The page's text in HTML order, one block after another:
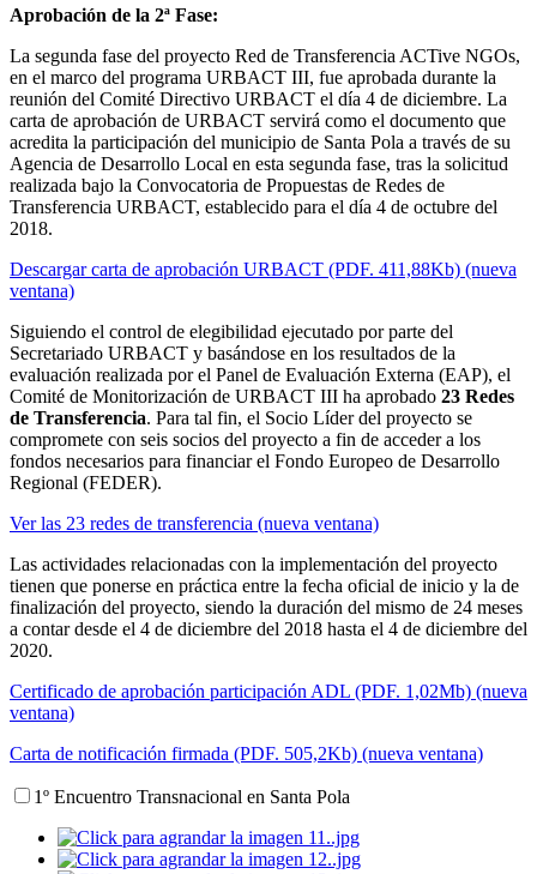
Aprobación de la 2ª Fase:
La segunda fase del proyecto Red de Transferencia ACTive NGOs,
en el marco del programa URBACT III, fue aprobada durante la
reunión del Comité Directivo URBACT el día 4 de diciembre. La
carta de aprobación de URBACT servirá como el documento que
acredita la participación del municipio de Santa Pola a través de su
Agencia de Desarrollo Local en esta segunda fase, tras la solicitud
realizada bajo la Convocatoria de Propuestas de Redes de
Transferencia URBACT, establecido para el día 4 de octubre del
2018.
Descargar carta de aprobación URBACT (PDF. 411,88Kb) (nueva
ventana)
Siguiendo el control de elegibilidad ejecutado por parte del
Secretariado URBACT y basándose en los resultados de la
evaluación realizada por el Panel de Evaluación Externa (EAP), el
Comité de Monitorización de URBACT III ha aprobado 23 Redes
de Transferencia. Para tal fin, el Socio Líder del proyecto se
compromete con seis socios del proyecto a fin de acceder a los
fondos necesarios para financiar el Fondo Europeo de Desarrollo
Regional (FEDER).
Ver las 23 redes de transferencia (nueva ventana)
Las actividades relacionadas con la implementación del proyecto
tienen que ponerse en práctica entre la fecha oficial de inicio y la de
finalización del proyecto, siendo la duración del mismo de 24 meses
a contar desde el 4 de diciembre del 2018 hasta el 4 de diciembre del
2020.
Certificado de aprobación participación ADL (PDF. 1,02Mb) (nueva
ventana)
Carta de notificación firmada (PDF. 505,2Kb) (nueva ventana)
1º Encuentro Transnacional en Santa Pola